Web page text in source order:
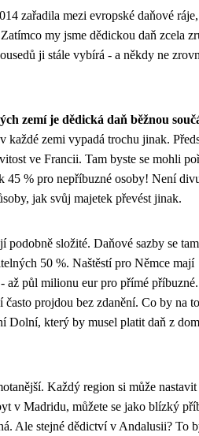
zařadila mezi evropské daňové ráje,
my jsme dědickou daň zcela
ji stále vybírá - a někdy ne
zemí je dědická daň běžnou
každé zemi vypadá trochu jinak.
ve Francii. Tam byste se mohli
45 % pro nepříbuzné osoby! Není
jak svůj majetek převést jinak.
podobně složité. Daňové sazby se tam
50 %. Naštěstí pro Němce mají
až půl milionu eur pro přímé
často projdou bez zdanění. Co by na
Dolní, který by musel platit daň z
Každý region si může nastavit
v Madridu, můžete se jako blízký
Ale stejné dědictví v Andalusii? To